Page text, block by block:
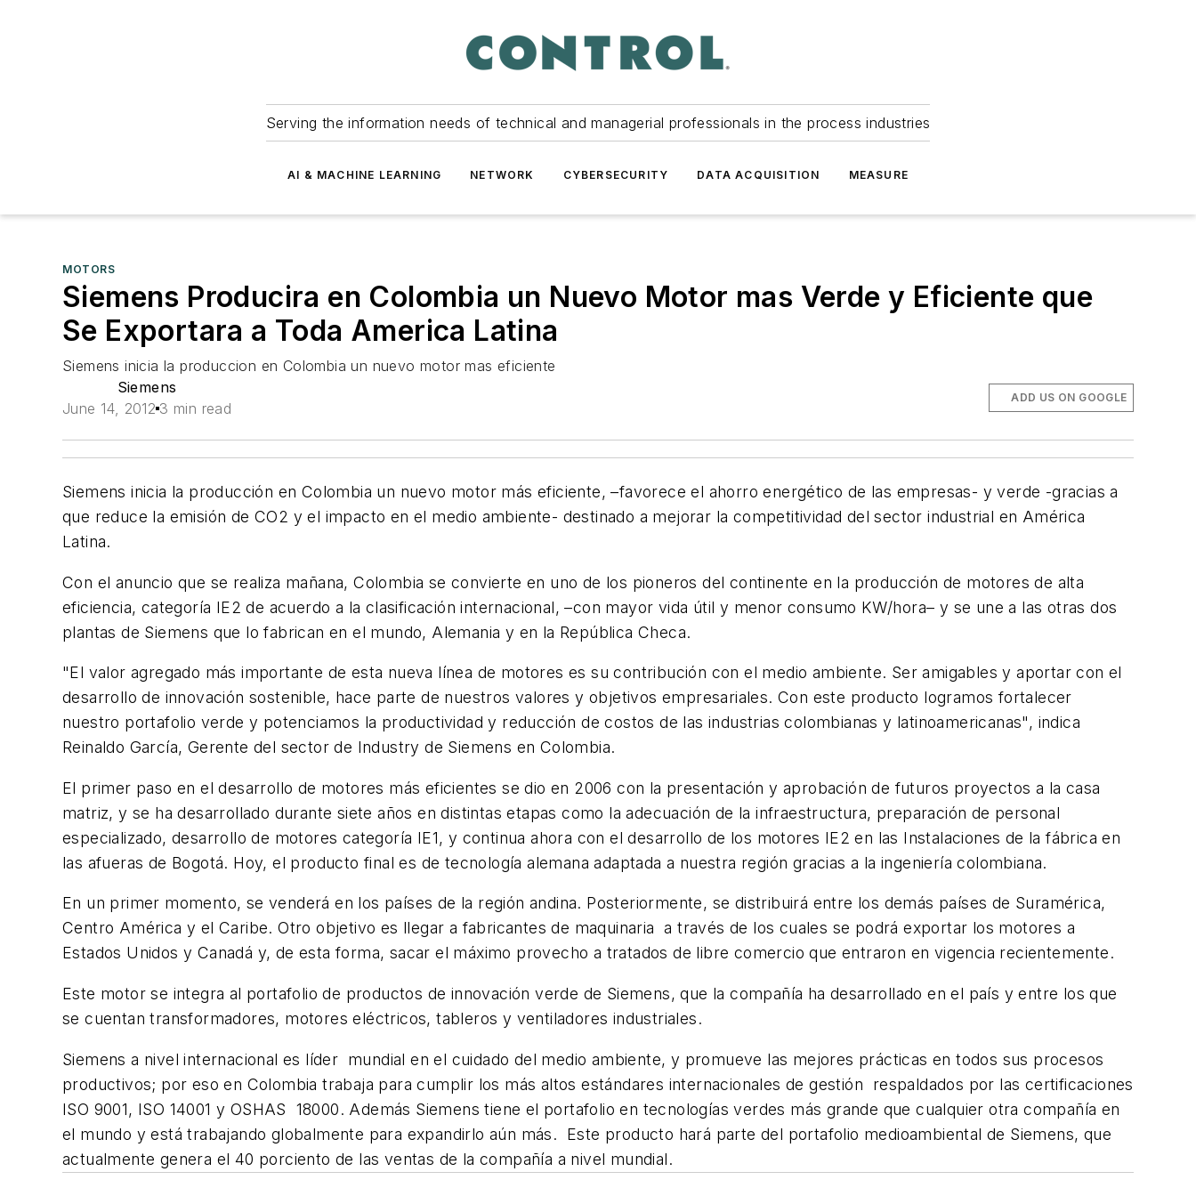
Serving the information needs of technical and managerial professionals in the process industries
AI & MACHINE LEARNING NETWORK CYBERSECURITY DATA ACQUISITION MEASURE
MOTORS
Siemens Producira en Colombia un Nuevo Motor mas Verde y Eficiente que
Se Exportara a Toda America Latina
Siemens inicia la produccion en Colombia un nuevo motor mas eficiente
Siemens
June 14, 2012 3 min read
ADD US ON GOOGLE
Siemens inicia la producción en Colombia un nuevo motor más eficiente, –favorece el ahorro energético de las empresas- y verde -gracias a
que reduce la emisión de CO2 y el impacto en el medio ambiente- destinado a mejorar la competitividad del sector industrial en América
Latina.
Con el anuncio que se realiza mañana, Colombia se convierte en uno de los pioneros del continente en la producción de motores de alta
eficiencia, categoría IE2 de acuerdo a la clasificación internacional, –con mayor vida útil y menor consumo KW/hora– y se une a las otras dos
plantas de Siemens que lo fabrican en el mundo, Alemania y en la República Checa.
"El valor agregado más importante de esta nueva línea de motores es su contribución con el medio ambiente. Ser amigables y aportar con el
desarrollo de innovación sostenible, hace parte de nuestros valores y objetivos empresariales. Con este producto logramos fortalecer
nuestro portafolio verde y potenciamos la productividad y reducción de costos de las industrias colombianas y latinoamericanas", indica
Reinaldo García, Gerente del sector de Industry de Siemens en Colombia.
El primer paso en el desarrollo de motores más eficientes se dio en 2006 con la presentación y aprobación de futuros proyectos a la casa
matriz, y se ha desarrollado durante siete años en distintas etapas como la adecuación de la infraestructura, preparación de personal
especializado, desarrollo de motores categoría IE1, y continua ahora con el desarrollo de los motores IE2 en las Instalaciones de la fábrica en
las afueras de Bogotá. Hoy, el producto final es de tecnología alemana adaptada a nuestra región gracias a la ingeniería colombiana.
En un primer momento, se venderá en los países de la región andina. Posteriormente, se distribuirá entre los demás países de Suramérica,
Centro América y el Caribe. Otro objetivo es llegar a fabricantes de maquinaria a través de los cuales se podrá exportar los motores a
Estados Unidos y Canadá y, de esta forma, sacar el máximo provecho a tratados de libre comercio que entraron en vigencia recientemente.
Este motor se integra al portafolio de productos de innovación verde de Siemens, que la compañía ha desarrollado en el país y entre los que
se cuentan transformadores, motores eléctricos, tableros y ventiladores industriales.
Siemens a nivel internacional es líder mundial en el cuidado del medio ambiente, y promueve las mejores prácticas en todos sus procesos
productivos; por eso en Colombia trabaja para cumplir los más altos estándares internacionales de gestión respaldados por las certificaciones
ISO 9001, ISO 14001 y OSHAS 18000. Además Siemens tiene el portafolio en tecnologías verdes más grande que cualquier otra compañía en
el mundo y está trabajando globalmente para expandirlo aún más. Este producto hará parte del portafolio medioambiental de Siemens, que
actualmente genera el 40 porciento de las ventas de la compañía a nivel mundial.